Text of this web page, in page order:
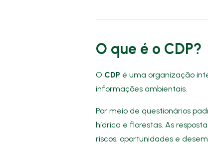
O que é o CDP?
O CDP é uma organização
informações ambientais.
Por meio de questionários
hídrica e florestas. As
riscos, oportunidades e